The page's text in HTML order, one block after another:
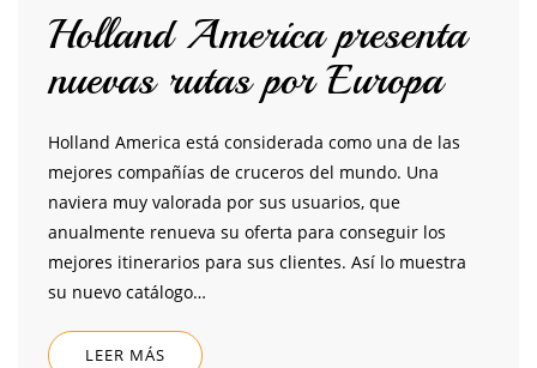
Holland America presenta
nuevas rutas por Europa
Holland America está considerada como una de las
mejores compañías de cruceros del mundo. Una
naviera muy valorada por sus usuarios, que
anualmente renueva su oferta para conseguir los
mejores itinerarios para sus clientes. Así lo muestra
su nuevo catálogo…
LEER MÁS